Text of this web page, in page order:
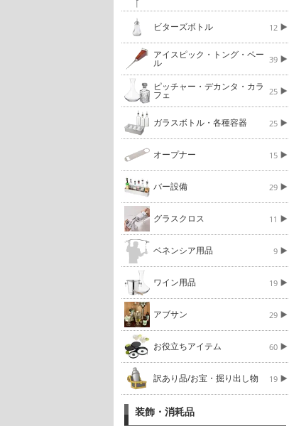
ビターズボトル 12
アイスピック・トング・ペー
ル 39
ピッチャー・デカンタ・カラ
フェ 25
ガラスボトル・各種容器 25
オープナー 15
バー設備 29
グラスクロス 11
ベネンシア用品 9
ワイン用品 19
アブサン 29
お役立ちアイテム 60
訳あり品/お宝・掘り出し物 19
装飾・消耗品